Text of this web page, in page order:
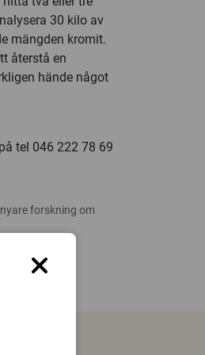
30 kilo av
mängden kromit.
återstå en
hände något
tel 046 222 78 69
forskning om